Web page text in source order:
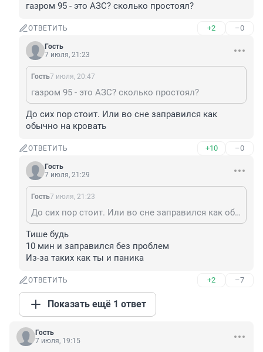
газром 95 - это АЗС? сколько простоял?
ОТВЕТИТЬ +2 –0
Гость
7 июля, 21:23
Гость7 июля, 20:47
газром 95 - это АЗС? сколько простоял?
До сих пор стоит. Или во сне заправился как
обычно на кровать
ОТВЕТИТЬ +10 –0
Гость
7 июля, 21:29
Гость7 июля, 21:23
До сих пор стоит. Или во сне заправился как обычно на кровать
Тише будь
10 мин и заправился без проблем
Из-за таких как ты и паника
ОТВЕТИТЬ +2 –7
Показать ещё 1 ответ
Гость
7 июля, 19:15